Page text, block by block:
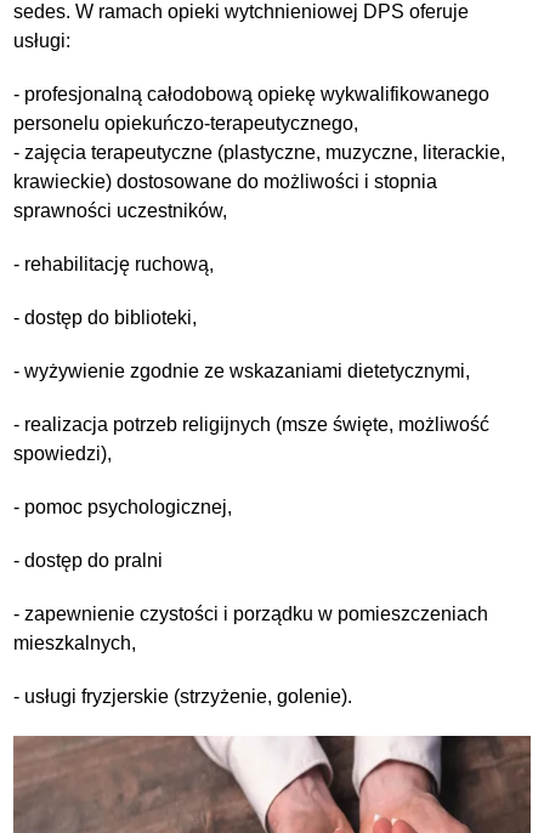
sedes. W ramach opieki wytchnieniowej DPS oferuje
usługi:
- profesjonalną całodobową opiekę wykwalifikowanego
personelu opiekuńczo-terapeutycznego,
- zajęcia terapeutyczne (plastyczne, muzyczne, literackie,
krawieckie) dostosowane do możliwości i stopnia
sprawności uczestników,
- rehabilitację ruchową,
- dostęp do biblioteki,
- wyżywienie zgodnie ze wskazaniami dietetycznymi,
- realizacja potrzeb religijnych (msze święte, możliwość
spowiedzi),
- pomoc psychologicznej,
- dostęp do pralni
- zapewnienie czystości i porządku w pomieszczeniach
mieszkalnych,
- usługi fryzjerskie (strzyżenie, golenie).